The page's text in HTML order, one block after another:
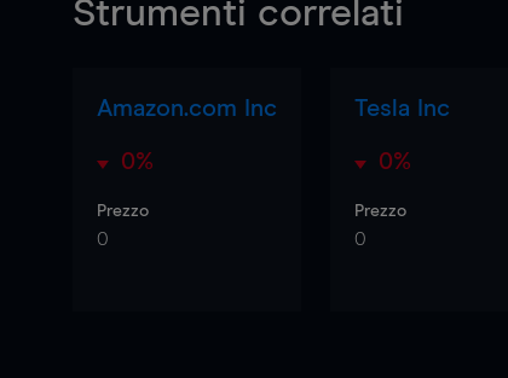
Strumenti correlati
Amazon.com Inc
0%
Prezzo
0
Tesla Inc
0%
Prezzo
0